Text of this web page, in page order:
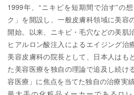
1999年、“ニキビを短期間で治す”の
ク」を開設し、一般皮膚科領域に美容
開始。以来、ニキビ・毛穴などの美肌
ヒアルロン酸注入によるエイジング治
美容皮膚科の院長として、日本人はも
た美容医療を独自の理論で追及し続け
容医療」に焦点を当てた独自の治療実